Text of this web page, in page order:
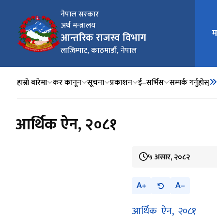
नेपाल सरकार
अर्थ मन्त्रालय
आन्तरिक राजस्व विभाग
लाज़िम्पाट, काठमाडौं, नेपाल
मुख्य
हाम्रो बारेमा कर कानून सूचना प्रकाशन ई–सर्भिस सम्पर्क गर्नुहोस्
आर्थिक ऐन, २०८१
५ असार, २०८२
A A
आर्थिक ऐन, २०८१